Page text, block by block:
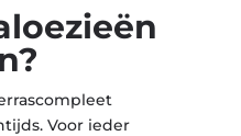
Voor ieder